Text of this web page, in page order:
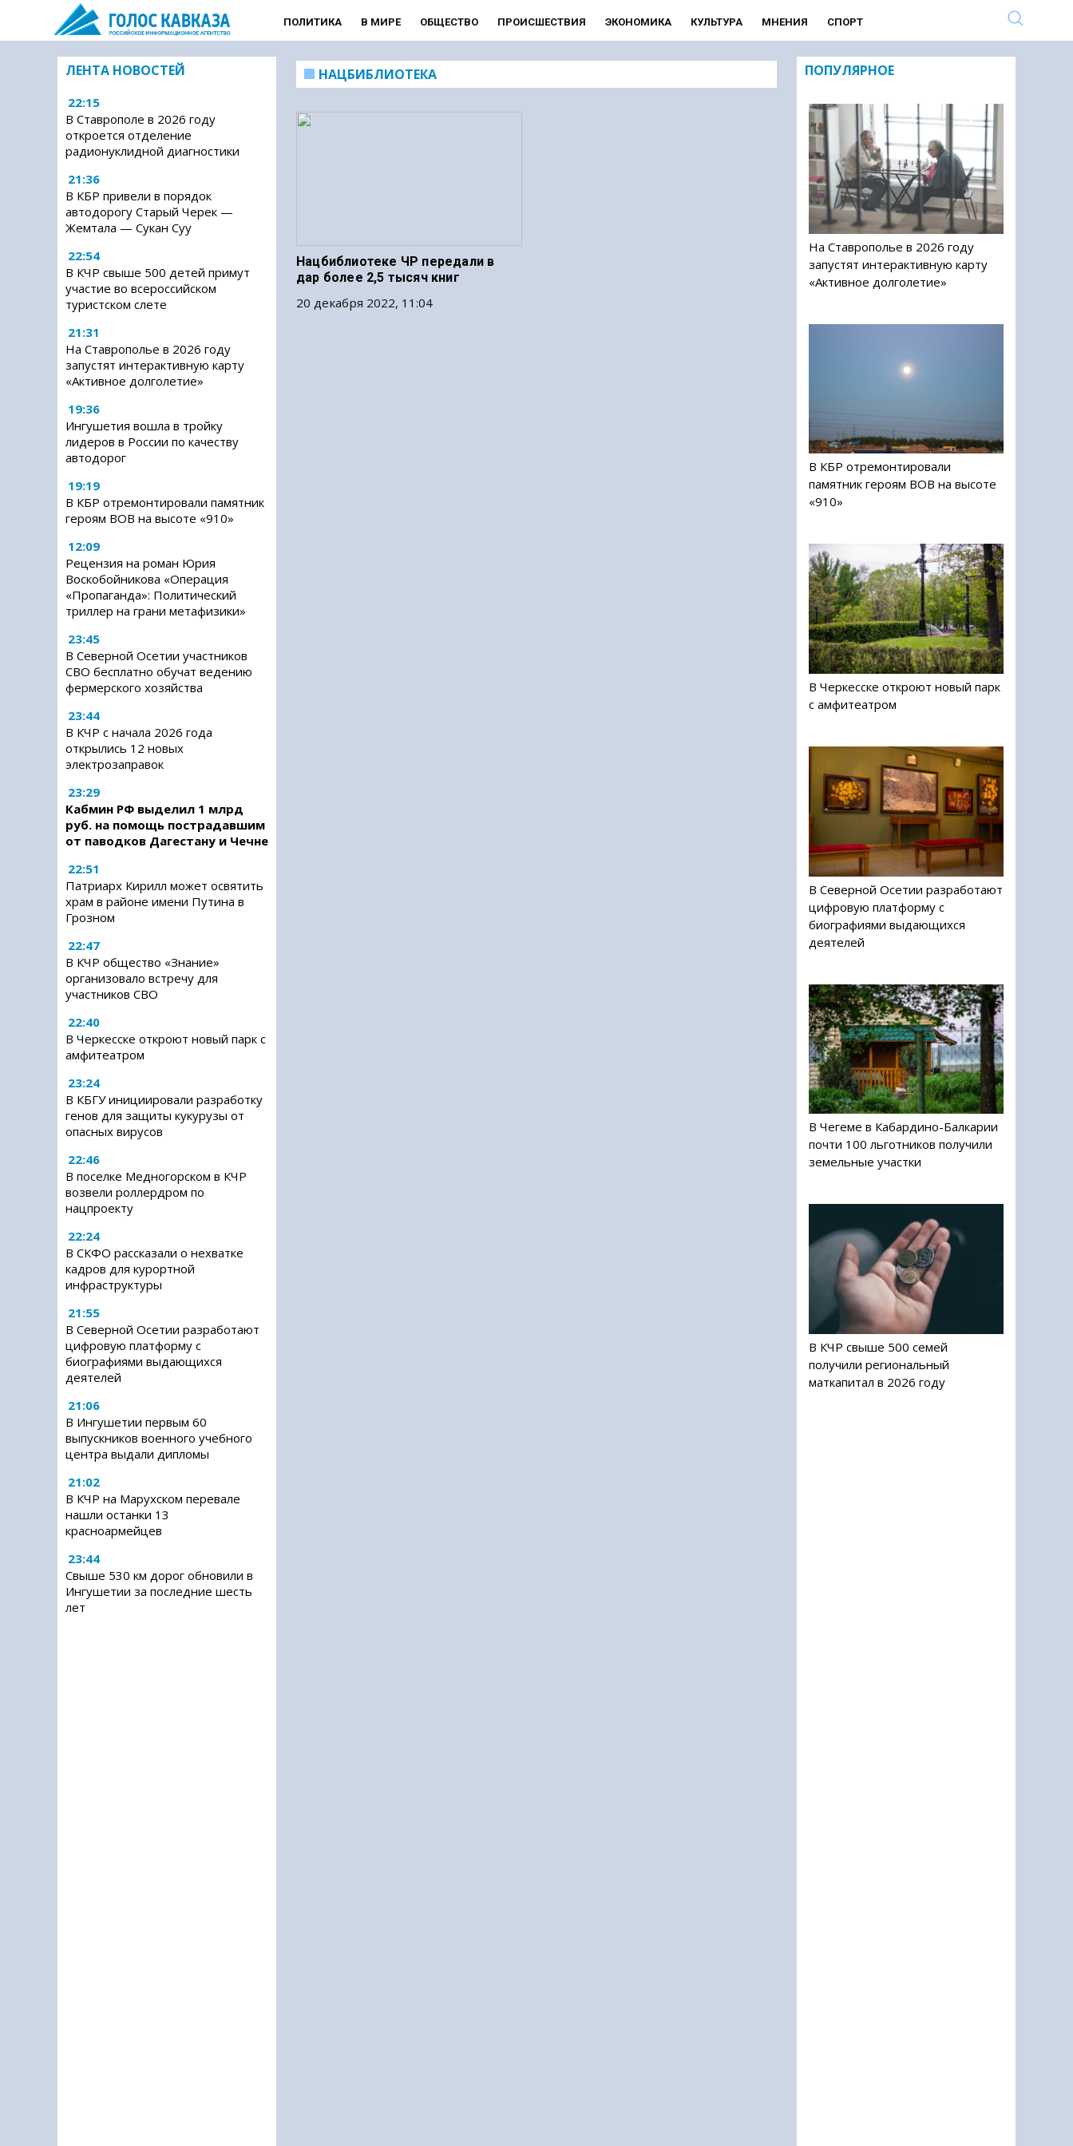
ПОЛИТИКА В МИРЕ ОБЩЕСТВО ПРОИСШЕСТВИЯ ЭКОНОМИКА КУЛЬТУРА МНЕНИЯ СПОРТ
ЛЕНТА НОВОСТЕЙ
22:15
В Ставрополе в 2026 году
откроется отделение
радионуклидной диагностики
21:36
В КБР привели в порядок
автодорогу Старый Черек —
Жемтала — Сукан Суу
22:54
В КЧР свыше 500 детей примут
участие во всероссийском
туристском слете
21:31
На Ставрополье в 2026 году
запустят интерактивную карту
«Активное долголетие»
19:36
Ингушетия вошла в тройку
лидеров в России по качеству
автодорог
19:19
В КБР отремонтировали памятник
героям ВОВ на высоте «910»
12:09
Рецензия на роман Юрия
Воскобойникова «Операция
«Пропаганда»: Политический
триллер на грани метафизики»
23:45
В Северной Осетии участников
СВО бесплатно обучат ведению
фермерского хозяйства
23:44
В КЧР с начала 2026 года
открылись 12 новых
электрозаправок
23:29
Кабмин РФ выделил 1 млрд
руб. на помощь пострадавшим
от паводков Дагестану и Чечне
22:51
Патриарх Кирилл может освятить
храм в районе имени Путина в
Грозном
22:47
В КЧР общество «Знание»
организовало встречу для
участников СВО
22:40
В Черкесске откроют новый парк с
амфитеатром
23:24
В КБГУ инициировали разработку
генов для защиты кукурузы от
опасных вирусов
22:46
В поселке Медногорском в КЧР
возвели роллердром по
нацпроекту
22:24
В СКФО рассказали о нехватке
кадров для курортной
инфраструктуры
21:55
В Северной Осетии разработают
цифровую платформу с
биографиями выдающихся
деятелей
21:06
В Ингушетии первым 60
выпускников военного учебного
центра выдали дипломы
21:02
В КЧР на Марухском перевале
нашли останки 13
красноармейцев
23:44
Свыше 530 км дорог обновили в
Ингушетии за последние шесть
лет
НАЦБИБЛИОТЕКА
Нацбиблиотеке ЧР передали в
дар более 2,5 тысяч книг
20 декабря 2022, 11:04
ПОПУЛЯРНОЕ
На Ставрополье в 2026 году
запустят интерактивную карту
«Активное долголетие»
В КБР отремонтировали
памятник героям ВОВ на высоте
«910»
В Черкесске откроют новый парк
с амфитеатром
В Северной Осетии разработают
цифровую платформу с
биографиями выдающихся
деятелей
В Чегеме в Кабардино-Балкарии
почти 100 льготников получили
земельные участки
В КЧР свыше 500 семей
получили региональный
маткапитал в 2026 году